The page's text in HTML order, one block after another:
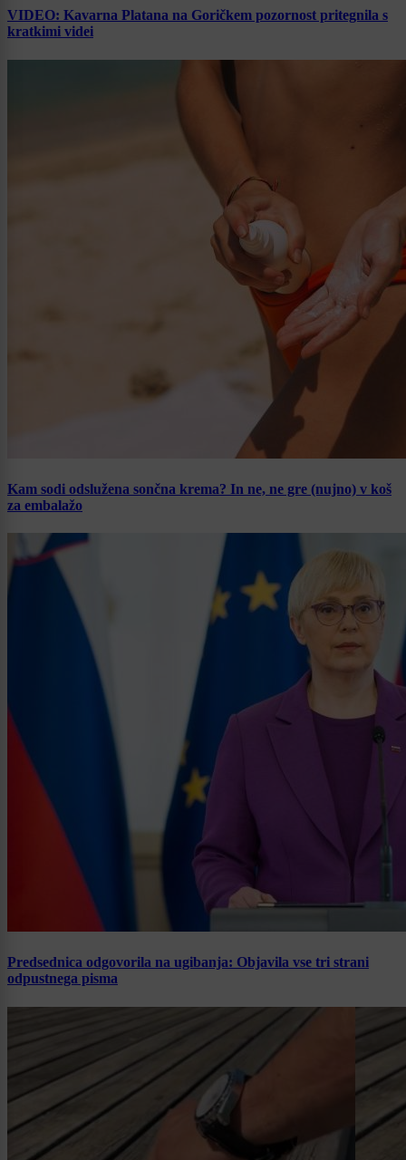
VIDEO: Kavarna Platana na Goričkem pozornost pritegnila s
kratkimi videi
Kam sodi odslužena sončna krema? In ne, ne gre (nujno) v koš
za embalažo
Predsednica odgovorila na ugibanja: Objavila vse tri strani
odpustnega pisma